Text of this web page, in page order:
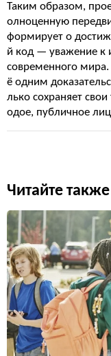
Таким образом,
олноценную
формирует о
й код — уважение к
современного
ё одним
лько сохраняет
одое, публичное
Читайте